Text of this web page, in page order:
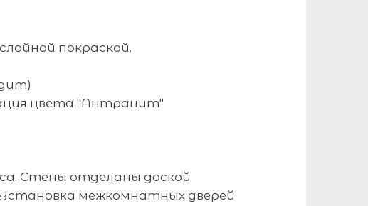
покраской.
цвета "Антрацит"
Стены отделаны доской
межкомнатных дверей